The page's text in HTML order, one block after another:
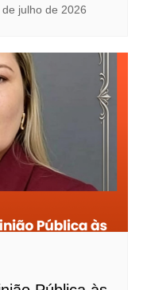
de julho de 2026